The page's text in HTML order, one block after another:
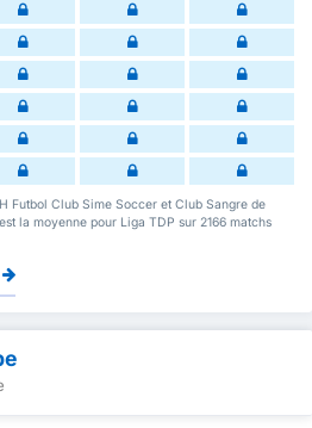
Futbol Club Sime Soccer et Club Sangre de
la moyenne pour Liga TDP sur 2166 matchs